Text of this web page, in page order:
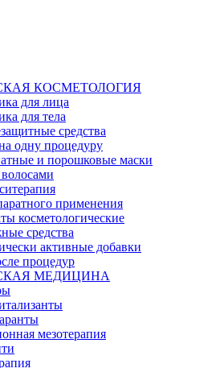
КОСМЕТОЛОГИЯ
для лица
для тела
средства
одну процедуру
и порошковые маски
применения
косметологические
средства
активные добавки
процедур
МЕДИЦИНА
мезотерапия